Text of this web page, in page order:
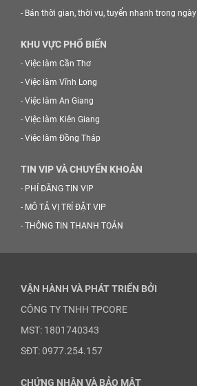
- Bán thời gian, thời vụ, tuyển nhanh trong ngày
KHU VỰC PHỔ BIẾN
- Việc làm Cần Thơ
- Việc làm Vĩnh Long
- Việc làm An Giang
- Việc làm Kiên Giang
- Việc làm Đồng Tháp
TIN VIP VÀ CHUYỂN KHOẢN
- PHÍ ĐĂNG TIN VIP
- MÔ TẢ VỊ TRÍ ĐẶT VIP
- THÔNG TIN THANH TOÁN
VẬN HÀNH VÀ PHÁT TRIỂN BỞI
CÔNG TY TNHH TPCORE
MST: 1801740343
SĐT: 0977.254.157
CHỨNG NHẬN VÀ BẢO MẬT